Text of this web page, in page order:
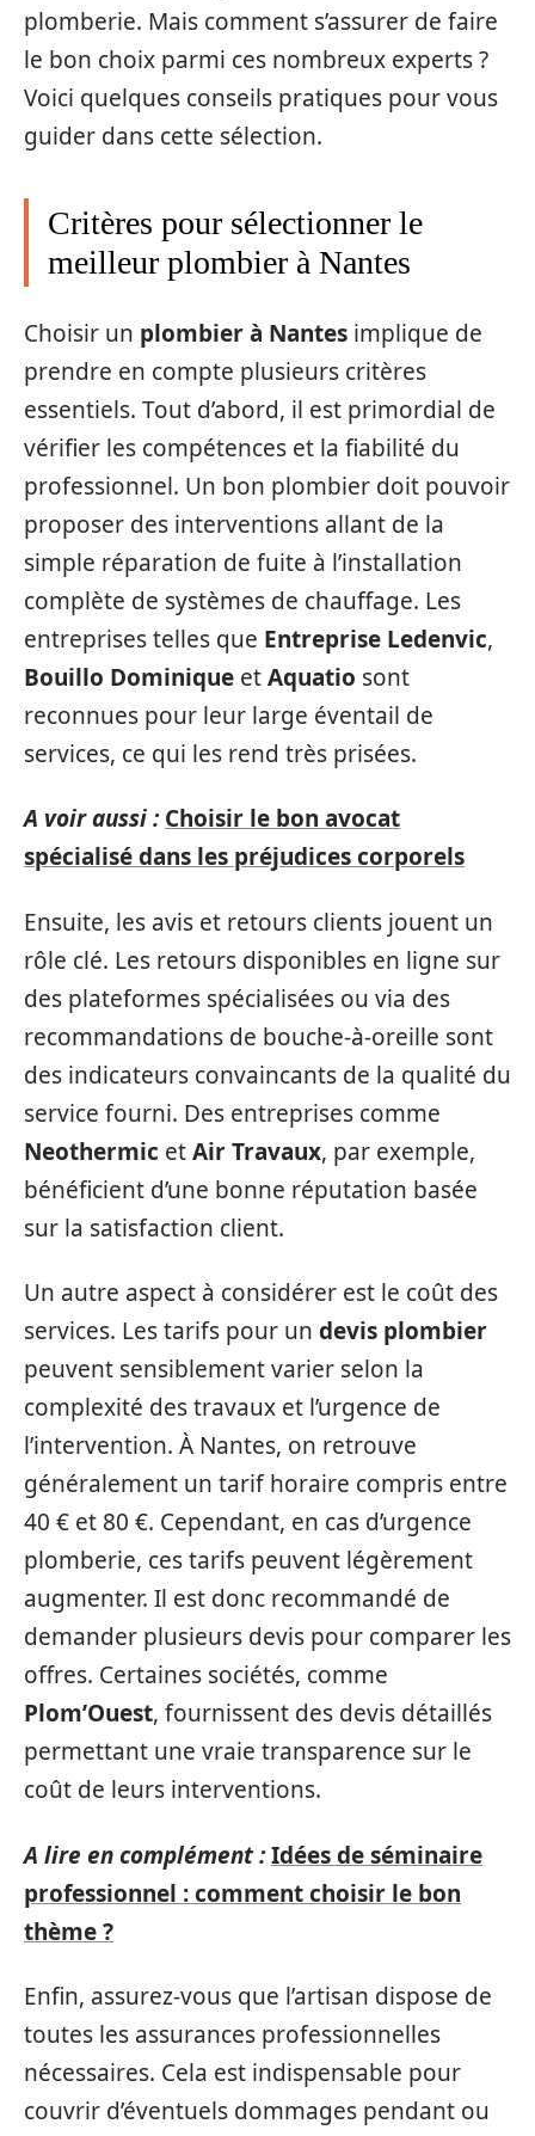
plomberie. Mais comment s’assurer de faire
le bon choix parmi ces nombreux experts ?
Voici quelques conseils pratiques pour vous
guider dans cette sélection.
Critères pour sélectionner le
meilleur plombier à Nantes
Choisir un plombier à Nantes implique de
prendre en compte plusieurs critères
essentiels. Tout d’abord, il est primordial de
vérifier les compétences et la fiabilité du
professionnel. Un bon plombier doit pouvoir
proposer des interventions allant de la
simple réparation de fuite à l’installation
complète de systèmes de chauffage. Les
entreprises telles que Entreprise Ledenvic,
Bouillo Dominique etAquatio sont
reconnues pour leur large éventail de
services, ce qui les rend très prisées.
A voir aussi : Choisir le bon avocat
spécialisé dans les préjudices corporels
Ensuite, les avis et retours clients jouent un
rôle clé. Les retours disponibles en ligne sur
des plateformes spécialisées ou via des
recommandations de bouche-à-oreille sont
des indicateurs convaincants de la qualité du
service fourni. Des entreprises comme
Neothermic etAir Travaux, par exemple,
bénéficient d’une bonne réputation basée
sur la satisfaction client.
Un autre aspect à considérer est le coût des
services. Les tarifs pour un devis plombier
peuvent sensiblement varier selon la
complexité des travaux et l’urgence de
l’intervention. À Nantes, on retrouve
généralement un tarif horaire compris entre
40 € et 80 €. Cependant, en cas d’urgence
plomberie, ces tarifs peuvent légèrement
augmenter. Il est donc recommandé de
demander plusieurs devis pour comparer les
offres. Certaines sociétés, comme
Plom’Ouest, fournissent des devis détaillés
permettant une vraie transparence sur le
coût de leurs interventions.
A lire en complément :Idées de séminaire
professionnel : comment choisir le bon
thème ?
Enfin, assurez-vous que l’artisan dispose de
toutes les assurances professionnelles
nécessaires. Cela est indispensable pour
couvrir d’éventuels dommages pendant ou